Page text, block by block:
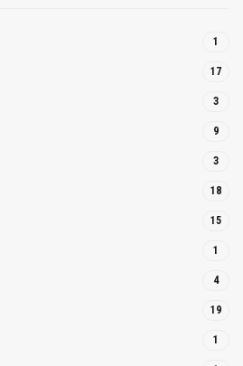
1
17
3
9
3
18
15
1
4
19
1